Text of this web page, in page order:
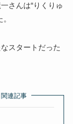
さんは“りくりゅ
スタートだった
連記事